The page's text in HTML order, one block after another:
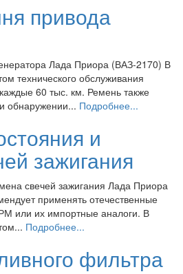
привода
Лада Приора (ВАЗ-2170) В
технического обслуживания
60 тыс. км. Ремень также
обнаружении... Подробнее...
и
зажигания
свечей зажигания Лада Приора
применять отечественные
или их импортные аналоги. В
Подробнее...
фильтра